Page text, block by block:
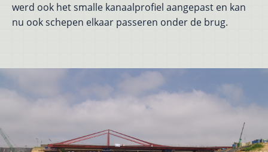
werd ook het smalle kanaalprofiel aangepast en kan
nu ook schepen elkaar passeren onder de brug.